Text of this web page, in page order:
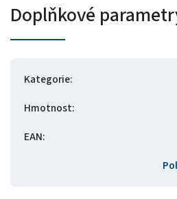
Doplňkové
Kategorie:
Hmotnost:
EAN: